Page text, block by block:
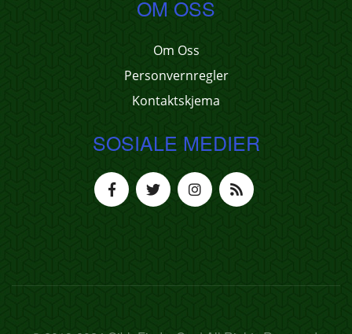
OM OSS
Om Oss
Personvernregler
Kontaktskjema
SOSIALE MEDIER